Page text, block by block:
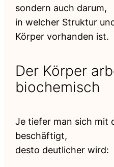
sondern auch darum,
in welcher Struktur
Körper vorhanden ist.
Der Körper
biochemisch
Je tiefer man sich mit
beschäftigt,
desto deutlicher wird: